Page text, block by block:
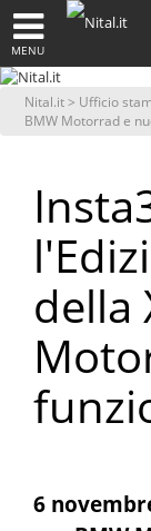
MENU
Nital.it> Ufficio
BMW Motorrad e
della
6